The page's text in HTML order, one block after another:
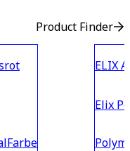
Product Finder
Farbe
ELIX
Elix